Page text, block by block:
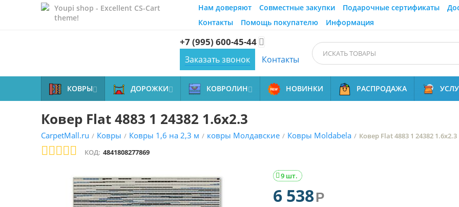
Youpi shop - Excellent CS-Cart
theme!
Нам доверяют Совместные закупки Подарочные сертификаты
Контакты
Помощь покупателю Информация
+7 (995) 600-45-44 
Заказать звонок Контакты
КОВРЫ ДОРОЖКИ КОВРОЛИН НОВИНКИ РАСПРОДАЖА
Ковер Flat 4883 1 24382 1.6x2.3
CarpetMall.ru / Ковры / Ковры 1,6 на 2,3 м / ковры Молдавские / Ковры Moldabela / Ковер Flat 4883 1 24382 1.6x2.3
КОД: 4841808277869
9 шт.

6 538Р